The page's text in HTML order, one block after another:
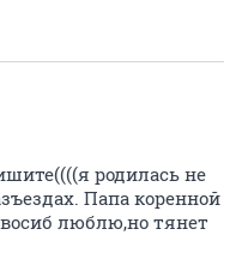
родилась не
Папа коренной
люблю,но тянет